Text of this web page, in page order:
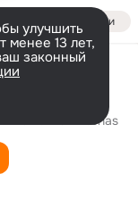
Войти
улучшить
менее 13 лет,
законный
& DJ Antonas